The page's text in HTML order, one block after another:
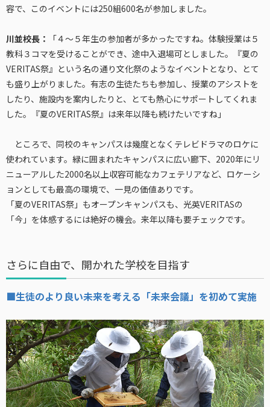
容で、このイベントには250組600名が参加しました。
川並校長：
「４〜５年生の参加者が多かったですね。体験授業は５
教科３コマを受けることができ、途中入退場可としました。『夏の
VERITAS祭』という名の通り文化祭のようなイベントとなり、とて
も盛り上がりました。有志の生徒たちも参加し、授業のアシストを
したり、施設内を案内したりと、とても熱心にサポートしてくれま
した。『夏のVERITAS祭』は来年以降も続けたいですね」
ところで、同校のキャンパスは幾度となくテレビドラマのロケに
使われています。緑に囲まれたキャンパスに広い廊下、2020年にリ
ニューアルした2000名以上収容可能なカフェテリアなど、ロケーシ
ョンとしても最高の環境で、一見の価値ありです。
「夏のVERITAS祭」もオープンキャンパスも、光英VERITASの
「今」を体感するには絶好の機会。来年以降も要チェックです。
さらに自由で、開かれた学校を目指す
■生徒のより良い未来を考える「未来会議」を初めて実施